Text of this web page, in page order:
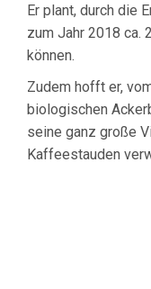
Er plant, durch die
zum Jahr 2018 ca.
können.
Zudem hofft er,
biologischen
seine ganz große
Kaffeestauden